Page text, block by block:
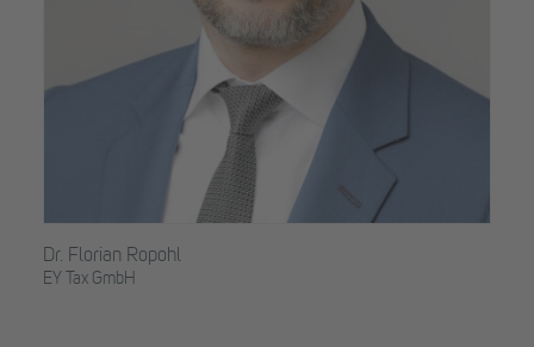
Dr. Florian Ropohl
EY Tax GmbH